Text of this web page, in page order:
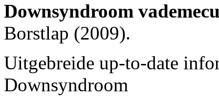
Downsyndroom
Borstlap (2009).
Uitgebreide up-to-date
Downsyndroom